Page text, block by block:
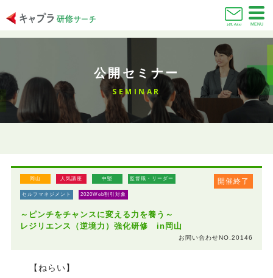
お問い合わせ MENU
公開セミナー
SEMINAR
開催終了
岡山 人気講座 中堅 監督職・リーダー
セルフマネジメント 2020Web割引対象
～ピンチをチャンスに変える力を養う～
レジリエンス（逆境力）強化研修 in岡山
お問い合わせNO.20146
【ねらい】